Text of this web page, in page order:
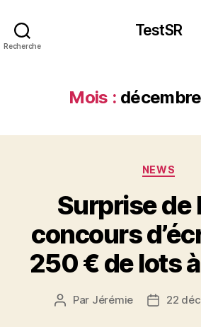
Recherche
TestSR
Mois :
NEWS
Surprise de
concours
250 € de lots
Auteur
Par Jérémie
Date
22